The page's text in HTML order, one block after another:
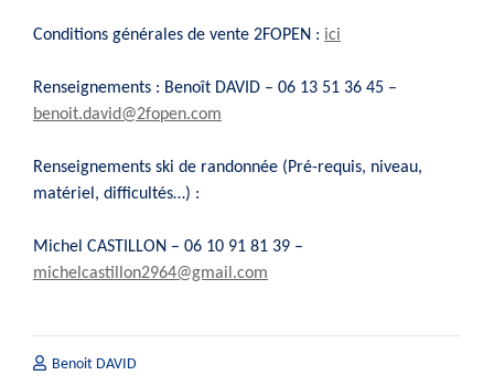
Conditions générales de vente 2FOPEN : ici
Renseignements : Benoît DAVID – 06 13 51 36 45 –
benoit.david@2fopen.com
Renseignements ski de randonnée (Pré-requis, niveau,
matériel, difficultés…) :
Michel CASTILLON – 06 10 91 81 39 –
michelcastillon2964@gmail.com
Benoit DAVID